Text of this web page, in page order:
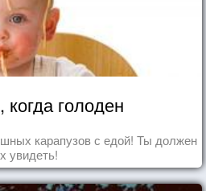
голоден
карапузов с едой! Ты должен
увидеть!